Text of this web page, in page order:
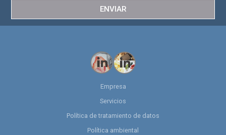
ENVIAR
Empresa
Servicios
Política de tratamiento de datos
Política ambiental